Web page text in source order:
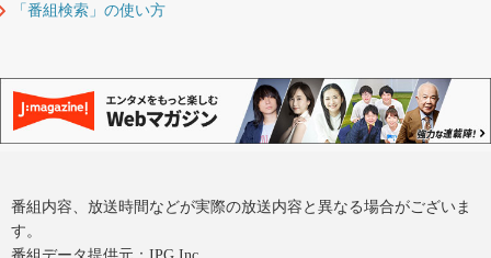
「番組検索」の使い方
番組内容、放送時間などが実際の放送内容と異なる場合がございま
す。